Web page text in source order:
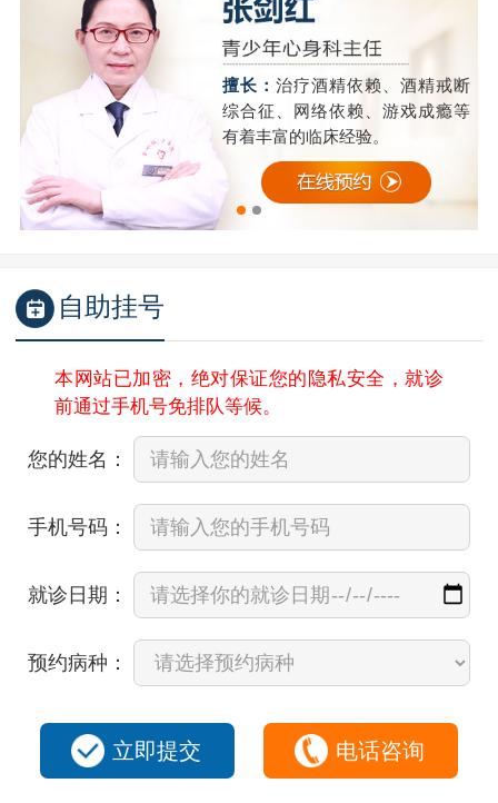
擅长：治疗酒精依赖、酒精戒断
综合征、网络依赖、游戏成瘾等
有着丰富的临床经验。
自助挂号
本网站已加密，绝对保证您的隐私安全，就诊
前通过手机号免排队等候。
您的姓名：
手机号码：
就诊日期：
预约病种：
立即提交 电话咨询